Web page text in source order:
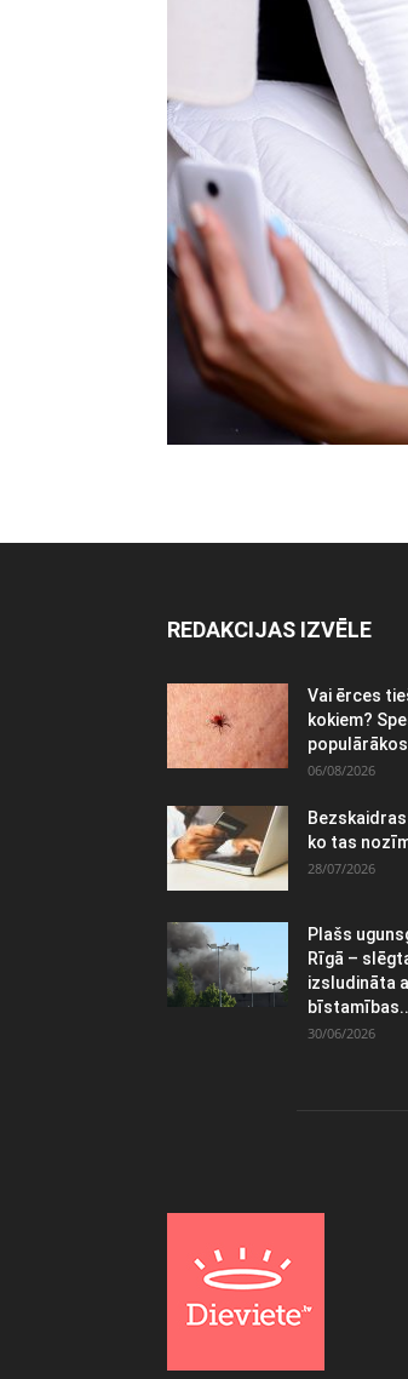
REDAKCIJAS IZVĒLE
Vai ērces
kokiem?
06/08/2026
ko tas
28/07/2026
Plašs
Rīgā –
izsludināta
30/06/2026